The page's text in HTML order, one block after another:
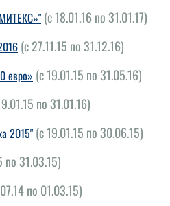
(с 18.01.16 по 31.01.17)
(с 27.11.15 по 31.12.16)
евро» (с 19.01.15 по 31.05.16)
по 31.01.16)
2015" (с 19.01.15 по 30.06.15)
по 31.03.15)
по 01.03.15)